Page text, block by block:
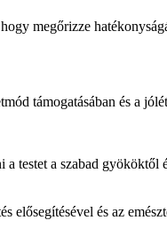
megőrizze
támogatásában és a
a testet a szabad gyököktől
elősegítésével és az